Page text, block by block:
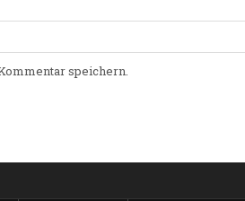
speichern.